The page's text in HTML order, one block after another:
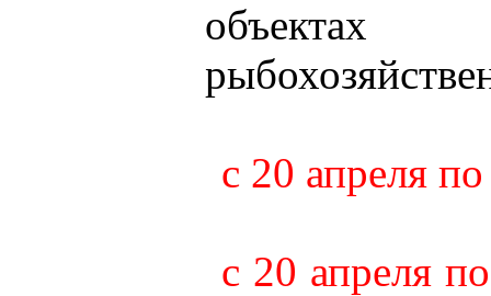
объектах
с 20 апреля
с 20 апреля